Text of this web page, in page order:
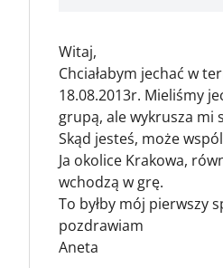
Witaj,
Chciałabym jechać w
18.08.2013r. Mieliśmy
grupą, ale wykrusza mi
Skąd jesteś, może
Ja okolice Krakowa,
wchodzą w grę.
To byłby mój pierwszy
pozdrawiam
Aneta